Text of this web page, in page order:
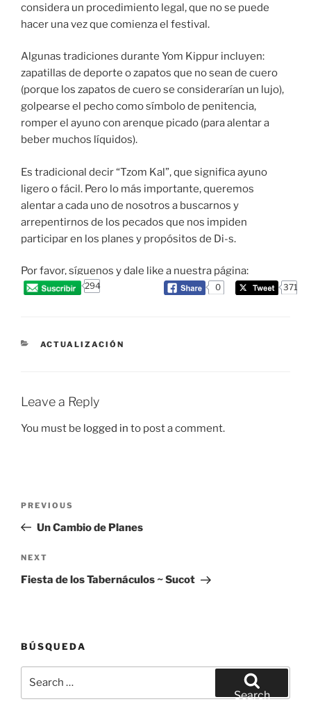
considera un procedimiento legal, que no se puede
hacer una vez que comienza el festival.
Algunas tradiciones durante Yom Kippur incluyen:
zapatillas de deporte o zapatos que no sean de cuero
(porque los zapatos de cuero se considerarían un lujo),
golpearse el pecho como símbolo de penitencia,
romper el ayuno con arenque picado (para alentar a
beber muchos líquidos).
Es tradicional decir “Tzom Kal”, que significa ayuno
ligero o fácil. Pero lo más importante, queremos
alentar a cada uno de nosotros a buscarnos y
arrepentirnos de los pecados que nos impiden
participar en los planes y propósitos de Di-s.
Por favor, síguenos y dale like a nuestra página:
294 0 371
CATEGORIES
ACTUALIZACIÓN
Leave a Reply
You must be logged in to post a comment.
Previous
Post
PREVIOUS
Un Cambio de Planes
Next
Post
NEXT
Fiesta de los Tabernáculos ~ Sucot
BÚSQUEDA
Search